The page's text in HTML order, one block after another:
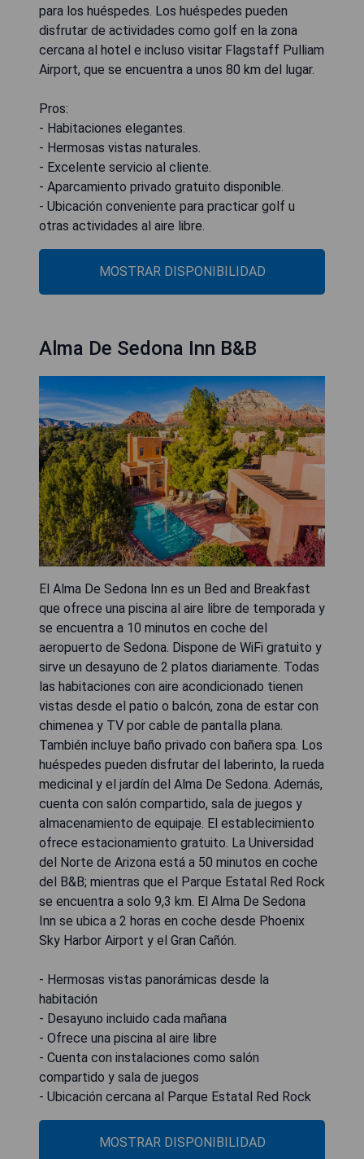
para los huéspedes. Los huéspedes pueden
disfrutar de actividades como golf en la zona
cercana al hotel e incluso visitar Flagstaff Pulliam
Airport, que se encuentra a unos 80 km del lugar.
Pros:
- Habitaciones elegantes.
- Hermosas vistas naturales.
- Excelente servicio al cliente.
- Aparcamiento privado gratuito disponible.
- Ubicación conveniente para practicar golf u
otras actividades al aire libre.
MOSTRAR DISPONIBILIDAD
Alma De Sedona Inn B&B
El Alma De Sedona Inn es un Bed and Breakfast
que ofrece una piscina al aire libre de temporada y
se encuentra a 10 minutos en coche del
aeropuerto de Sedona. Dispone de WiFi gratuito y
sirve un desayuno de 2 platos diariamente. Todas
las habitaciones con aire acondicionado tienen
vistas desde el patio o balcón, zona de estar con
chimenea y TV por cable de pantalla plana.
También incluye baño privado con bañera spa. Los
huéspedes pueden disfrutar del laberinto, la rueda
medicinal y el jardín del Alma De Sedona. Además,
cuenta con salón compartido, sala de juegos y
almacenamiento de equipaje. El establecimiento
ofrece estacionamiento gratuito. La Universidad
del Norte de Arizona está a 50 minutos en coche
del B&B; mientras que el Parque Estatal Red Rock
se encuentra a solo 9,3 km. El Alma De Sedona
Inn se ubica a 2 horas en coche desde Phoenix
Sky Harbor Airport y el Gran Cañón.
- Hermosas vistas panorámicas desde la
habitación
- Desayuno incluido cada mañana
- Ofrece una piscina al aire libre
- Cuenta con instalaciones como salón
compartido y sala de juegos
- Ubicación cercana al Parque Estatal Red Rock
MOSTRAR DISPONIBILIDAD